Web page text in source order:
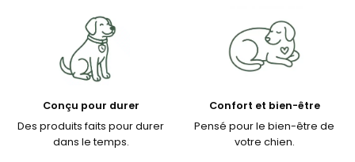
Conçu pour durer
Des produits faits pour durer
dans le temps.
Confort et bien-être
Pensé pour le bien-être de
votre chien.